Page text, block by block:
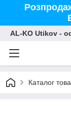
AL-KO Utikov -
Каталог